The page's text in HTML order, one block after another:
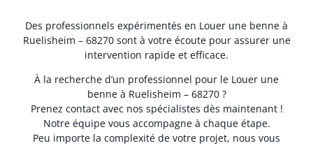
Des professionnels expérimentés en Louer une benne à
Ruelisheim – 68270 sont à votre écoute pour assurer une
intervention rapide et efficace.
À la recherche d’un professionnel pour le Louer une
benne à Ruelisheim – 68270 ?
Prenez contact avec nos spécialistes dès maintenant !
Notre équipe vous accompagne à chaque étape.
Peu importe la complexité de votre projet, nous vous